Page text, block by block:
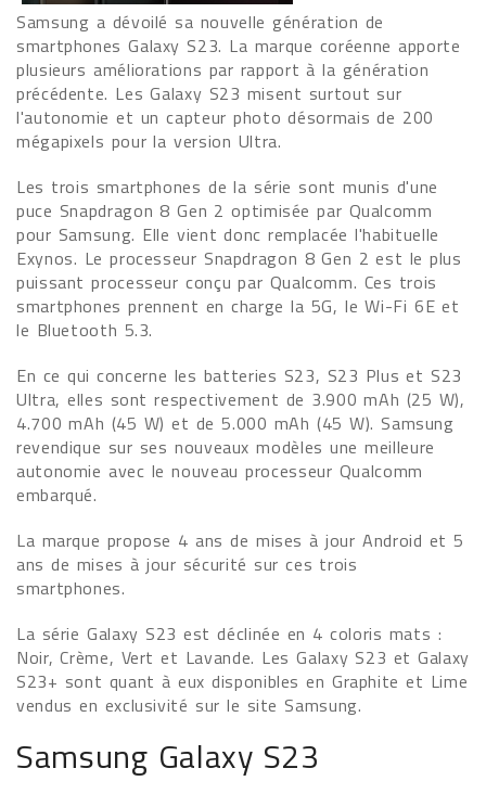
Samsung a dévoilé sa nouvelle génération de
smartphones Galaxy S23. La marque coréenne apporte
plusieurs améliorations par rapport à la génération
précédente. Les Galaxy S23 misent surtout sur
l'autonomie et un capteur photo désormais de 200
mégapixels pour la version Ultra.
Les trois smartphones de la série sont munis d'une
puce Snapdragon 8 Gen 2 optimisée par Qualcomm
pour Samsung. Elle vient donc remplacée l'habituelle
Exynos. Le processeur Snapdragon 8 Gen 2 est le plus
puissant processeur conçu par Qualcomm. Ces trois
smartphones prennent en charge la 5G, le Wi-Fi 6E et
le Bluetooth 5.3.
En ce qui concerne les batteries S23, S23 Plus et S23
Ultra, elles sont respectivement de 3.900 mAh (25 W),
4.700 mAh (45 W) et de 5.000 mAh (45 W). Samsung
revendique sur ses nouveaux modèles une meilleure
autonomie avec le nouveau processeur Qualcomm
embarqué.
La marque propose 4 ans de mises à jour Android et 5
ans de mises à jour sécurité sur ces trois
smartphones.
La série Galaxy S23 est déclinée en 4 coloris mats :
Noir, Crème, Vert et Lavande. Les Galaxy S23 et Galaxy
S23+ sont quant à eux disponibles en Graphite et Lime
vendus en exclusivité sur le site Samsung.
Samsung Galaxy S23